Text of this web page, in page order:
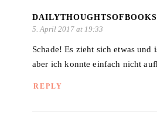
DAILYTHOUGHTSOFBOOKS
5. April 2017 at 19:33
Schade! Es zieht sich etwas
aber ich konnte einfach nicht
REPLY